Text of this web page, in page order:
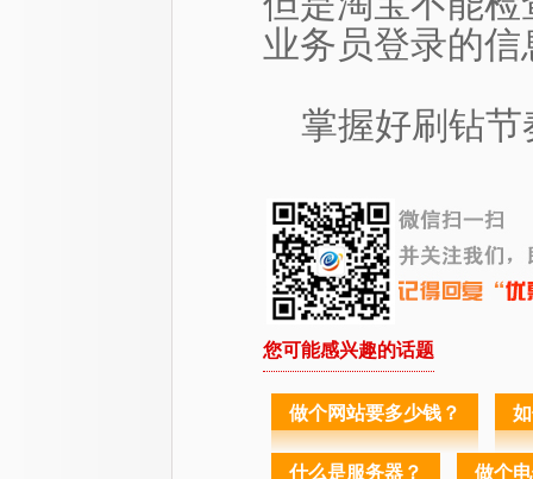
业务员登录的
掌握好刷钻
您可能感兴趣的话题
做个网站要多少钱？
什么是服务器？ 做个